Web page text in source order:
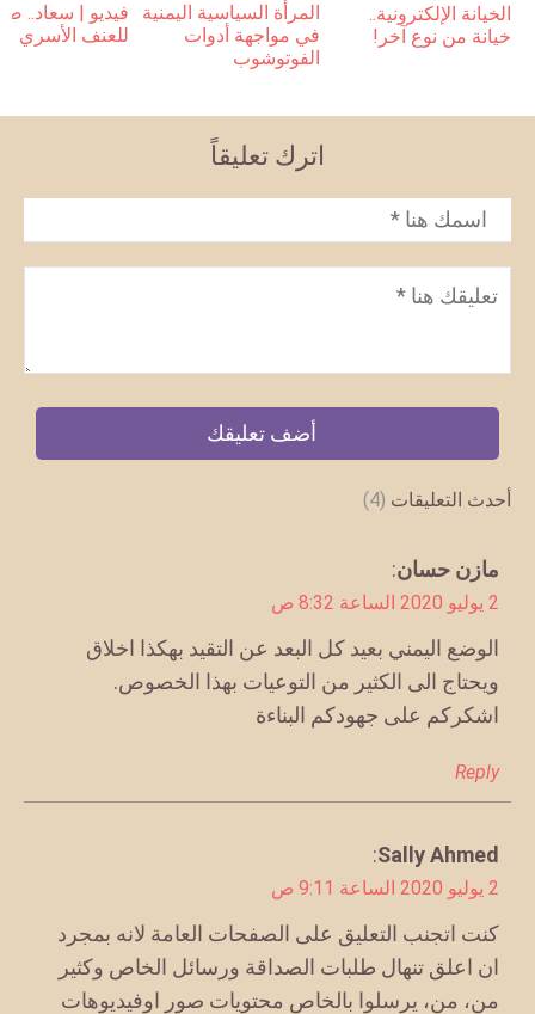
الخيانة الإلكترونية..
خيانة من نوع آخر!
المرأة السياسية اليمنية
في مواجهة أدوات
الفوتوشوب
فيديو | سعاد..
للعنف الأسري
اترك تعليقاً
الاسم *
تعليق
أحدث التعليقات (4)
يقول
مازن حسان:
2 يوليو 2020 الساعة 8:32 ص
الوضع اليمني بعيد كل البعد عن التقيد بهكذا اخلاق
ويحتاج الى الكثير من التوعيات بهذا الخصوص.
اشكركم على جهودكم البناءة
Reply
يقول
Sally Ahmed
:
2 يوليو 2020 الساعة 9:11 ص
كنت اتجنب التعليق على الصفحات العامة لانه بمجرد
ان اعلق تنهال طلبات الصداقة ورسائل الخاص وكثير
من، من، يرسلوا بالخاص محتويات صور اوفيديوهات